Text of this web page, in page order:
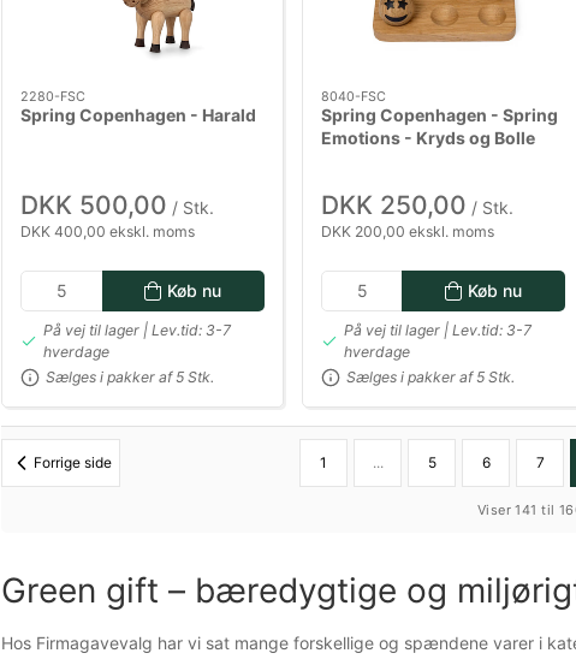
2280-FSC
Spring Copenhagen - Harald
DKK 500,00 / Stk.
DKK 400,00 ekskl. moms
Køb nu
På vej til lager | Lev.tid: 3-7
hverdage
Sælges i pakker af 5 Stk.
8040-FSC
Spring Copenhagen - Spring
Emotions - Kryds og Bolle
DKK 250,00 / Stk.
DKK 200,00 ekskl. moms
Køb nu
På vej til lager | Lev.tid: 3-7
hverdage
Sælges i pakker af 5 Stk.
Forrige side 1 ... 5 6 7
Viser 141 til
Green gift – bæredygtige og
Hos Firmagavevalg har vi sat mange forskellige og spændene varer i